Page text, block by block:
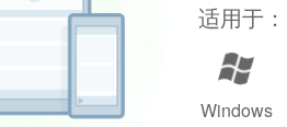
适用于：
Windows